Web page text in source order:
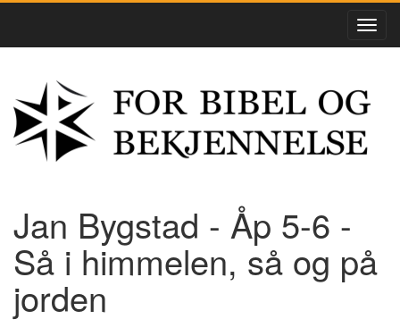
Jan Bygstad - Åp 5-6 -
Så i himmelen, så og på
jorden